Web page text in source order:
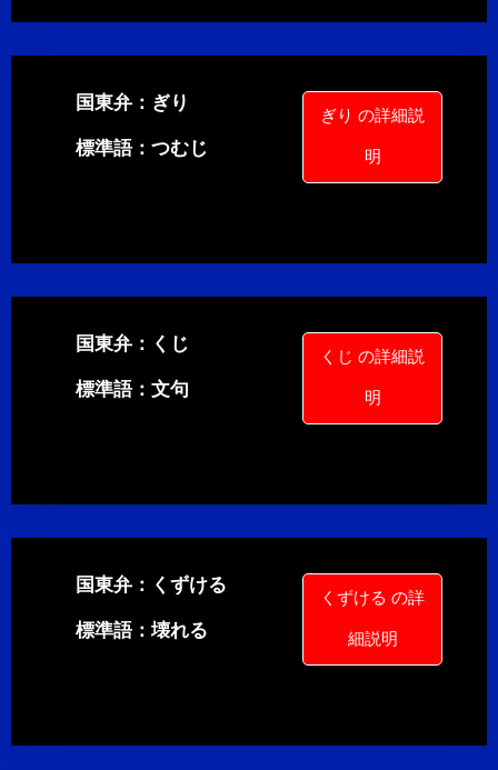
国東弁：ぎり
標準語：つむじ
ぎり の詳細説
明
国東弁：くじ
標準語：文句
くじ の詳細説
明
国東弁：くずける
標準語：壊れる
くずける の詳
細説明